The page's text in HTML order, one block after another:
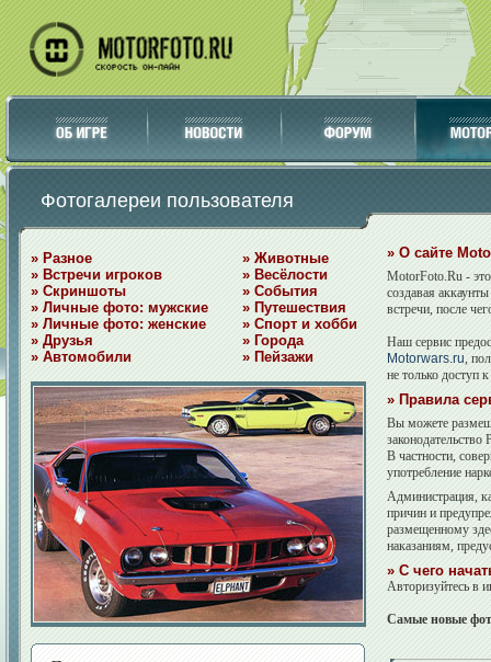
Фотогалереи пользователя
» Разное
» Встречи игроков
» Скриншоты
» Личные фото: мужские
» Личные фото: женские
» Друзья
» Автомобили
» Животные
» Весёлости
» События
» Путешествия
» Спорт и хобби
» Города
» Пейзажи
» О сайте
MotorFoto.Ru -
создавая
встречи, после
Наш сервис
Motorwars.ru,
не только доступ
» Правила
Вы можете
В частности,
употребление
Администрация,
причин и
размещенному
наказаниям,
» С чего
Авторизуйтесь в
Самые новые